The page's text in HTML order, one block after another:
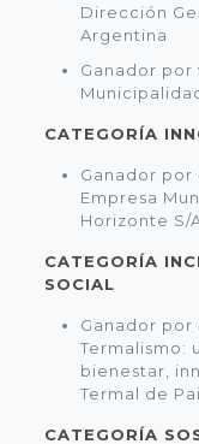
Dirección
Argentina
Ganador por
CATEGORÍA
Ganador por
Empresa
Horizonte S/
CATEGORÍA
SOCIAL
Ganador
Termalismo:
bienestar,
Termal de
CATEGORÍA